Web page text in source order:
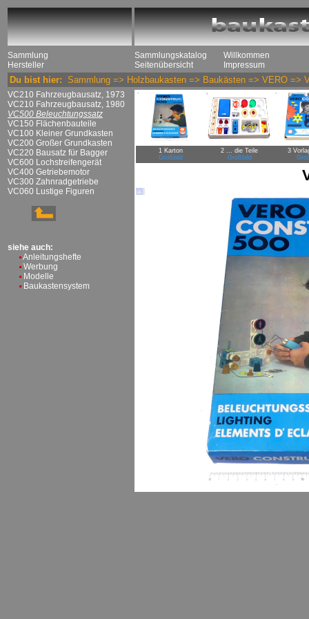
Sammlung
Hersteller
Sammlungskatalog
Seitenübersicht
Willkommen
Impressum
Du bist hier: Sammlung => Holzbaukasten => Baukästen => VERO =>
VC210 Fahrzeugbausatz, 1973
VC210 Fahrzeugbausatz, 1980
VC500 Beleuchtungssatz
VC150 Flächenbauteile
VC100 Kleiner Grundkasten
VC200 Großer Grundkasten
VC220 Bausatz für Bagger
VC600 Lochstreifengerät
VC400 Getriebemotor
VC300 Zahnradgetriebe
VC060 Lustige Figuren
siehe auch:
Anleitungshefte
Werbung
Modelle
Baukastensystem
1 Karton
Großbild
2 ... die Teile
Großbild
3